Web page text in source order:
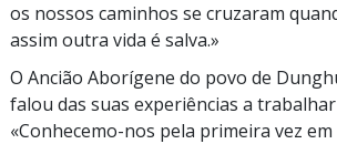
os nossos caminhos se cruzaram
assim outra vida é salva.»
O Ancião Aborígene do povo de
falou das suas experiências a
«Conhecemo-nos pela primeira vez em